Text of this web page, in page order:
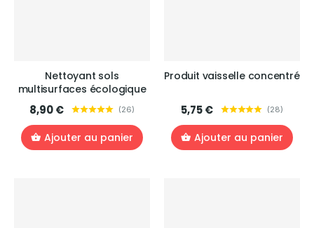
Nettoyant sols
multisurfaces écologique
8,90 € (26)
Ajouter au panier
Produit vaisselle concentré
5,75 € (28)
Ajouter au panier